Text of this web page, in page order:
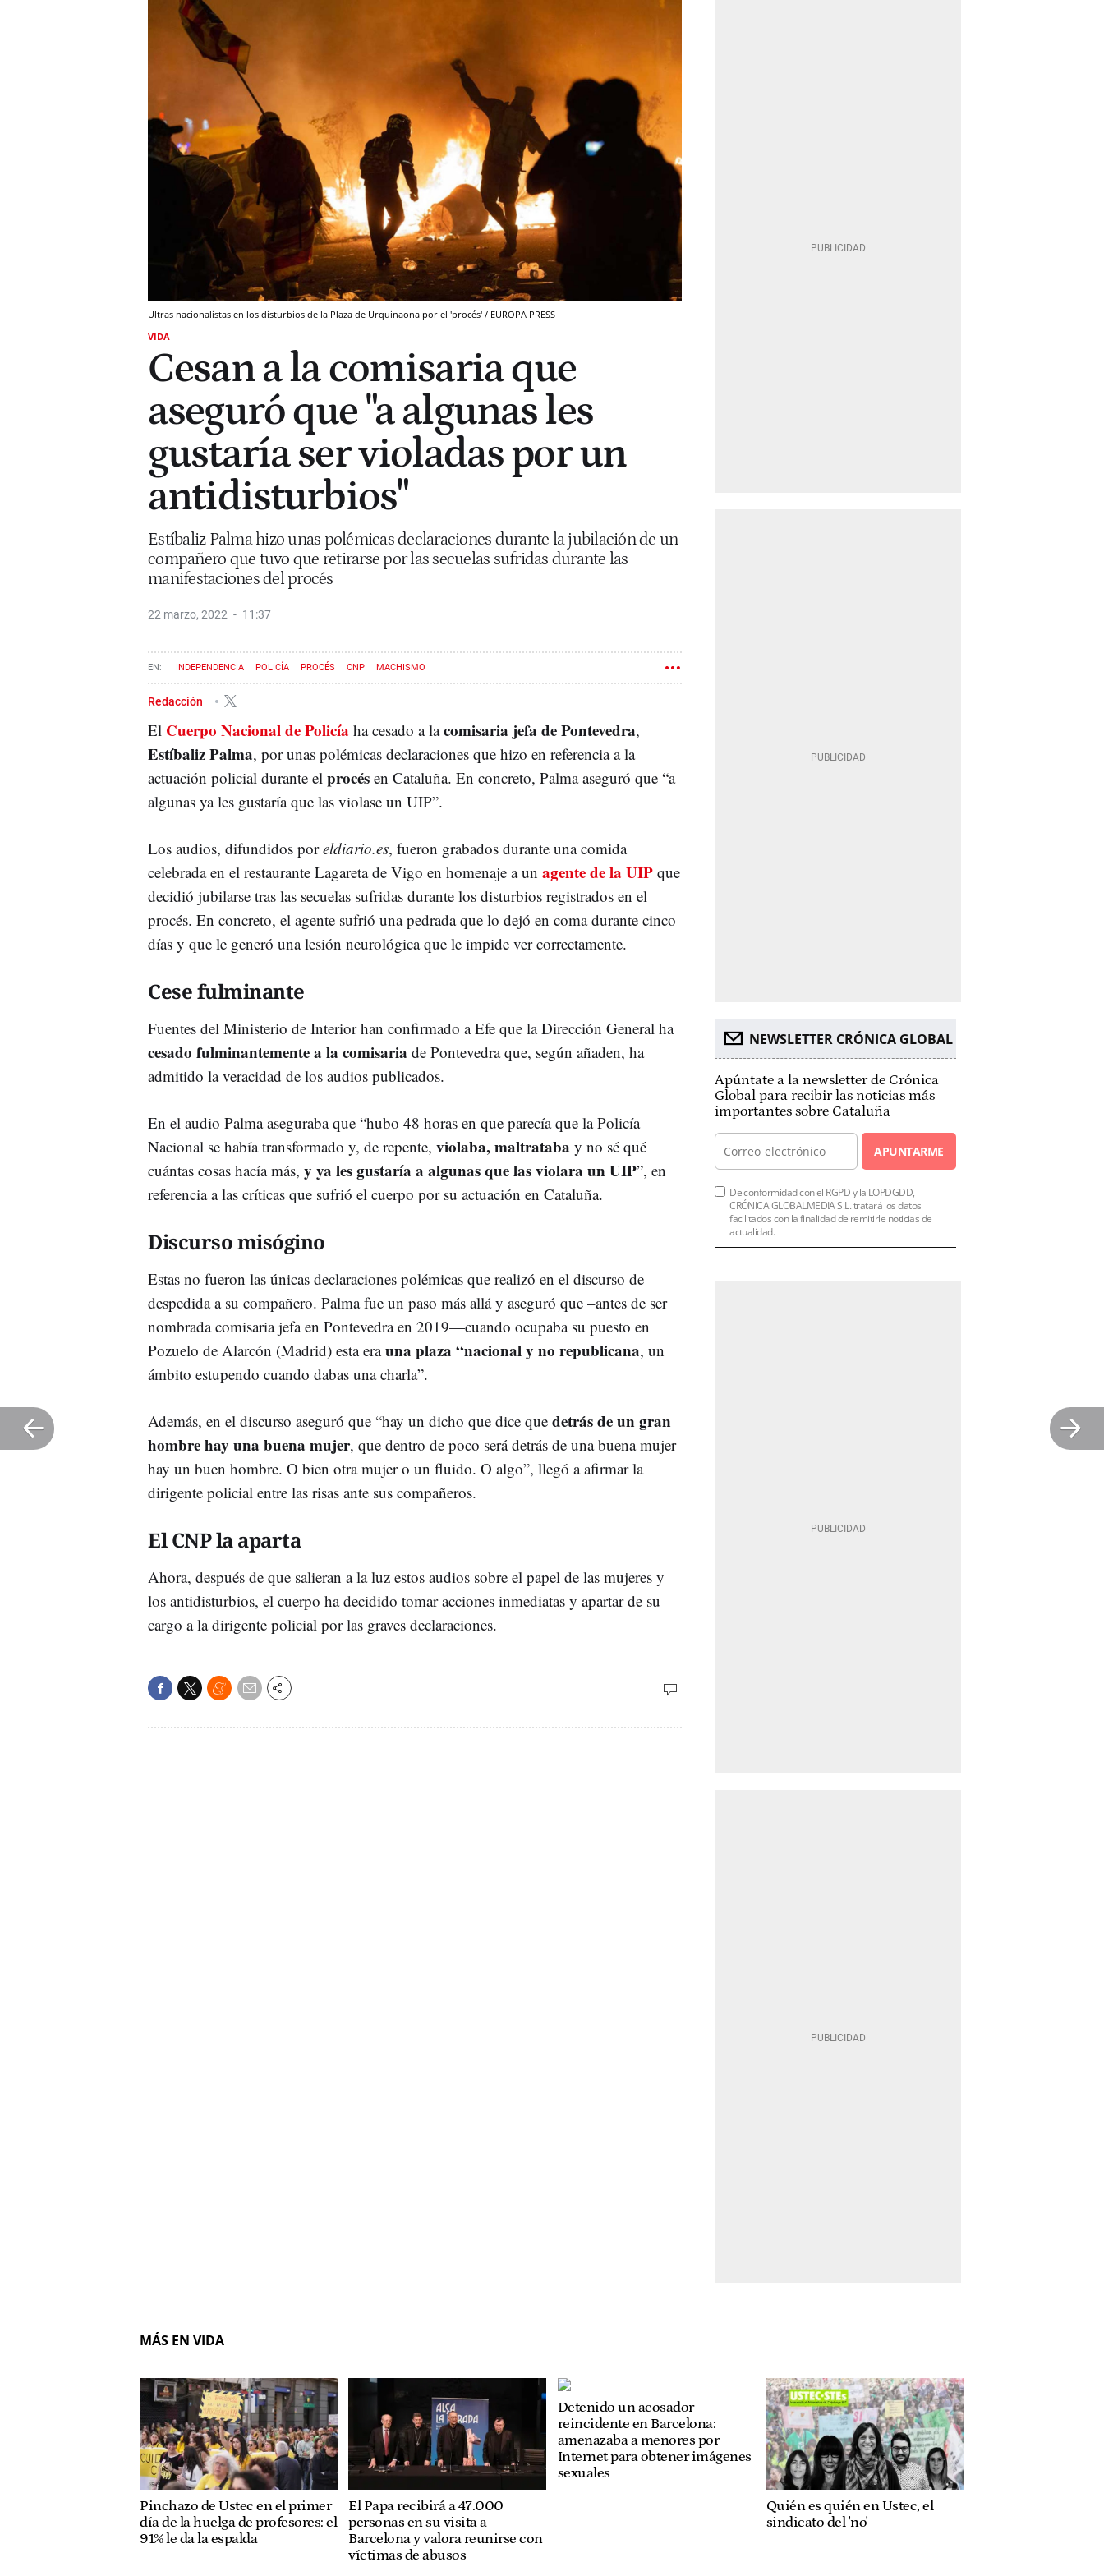
Ultras nacionalistas en los disturbios de la Plaza de Urquinaona por el 'procés' / EUROPA PRESS
VIDA
Cesan a la comisaria que
aseguró que "a algunas les
gustaría ser violadas por un
antidisturbios"
Estíbaliz Palma hizo unas polémicas declaraciones durante la jubilación de un
compañero que tuvo que retirarse por las secuelas sufridas durante las
manifestaciones del procés
22 marzo, 2022 11:37
INDEPENDENCIA POLICÍA PROCÉS CNP MACHISMO
Redacción
El Cuerpo Nacional de Policía ha cesado a lacomisaria jefa de Pontevedra,
Estíbaliz Palma, por unas polémicas declaraciones que hizo en referencia a la
actuación policial durante el procés en Cataluña. En concreto, Palma aseguró que “a
algunas ya les gustaría que las violase un UIP”.
Los audios, difundidos poreldiario.es, fueron grabados durante una comida
celebrada en el restaurante Lagareta de Vigo en homenaje a un agente de la UIP que
decidió jubilarse tras las secuelas sufridas durante los disturbios registrados en el
procés. En concreto, el agente sufrió una pedrada que lo dejó en coma durante cinco
días y que le generó una lesión neurológica que le impide ver correctamente.
Cese fulminante
Fuentes del Ministerio de Interior han confirmado a Efe que la Dirección General ha
cesado fulminantemente a la comisaria de Pontevedra que, según añaden, ha
admitido la veracidad de los audios publicados.
En el audio Palma aseguraba que “hubo 48 horas en que parecía que la Policía
Nacional se había transformado y, de repente, violaba, maltrataba y no sé qué
cuántas cosas hacía más, y ya les gustaría a algunas que las violara un UIP”, en
referencia a las críticas que sufrió el cuerpo por su actuación en Cataluña.
Discurso misógino
Estas no fueron las únicas declaraciones polémicas que realizó en el discurso de
despedida a su compañero. Palma fue un paso más allá y aseguró que –antes de ser
nombrada comisaria jefa en Pontevedra en 2019—cuando ocupaba su puesto en
Pozuelo de Alarcón (Madrid) esta erauna plaza “nacional y no republicana, un
ámbito estupendo cuando dabas una charla”.
Además, en el discurso aseguró que “hay un dicho que dice que detrás de un gran
hombre hay una buena mujer, que dentro de poco será detrás de una buena mujer
hay un buen hombre. O bien otra mujer o un fluido. O algo”, llegó a afirmar la
dirigente policial entre las risas ante sus compañeros.
El CNP la aparta
Ahora, después de que salieran a la luz estos audios sobre el papel de las mujeres y
los antidisturbios, el cuerpo ha decidido tomar acciones inmediatas y apartar de su
cargo a la dirigente policial por las graves declaraciones.
NEWSLETTER CRÓNICA GLOBAL
Apúntate a la newsletter de Crónica
Global para recibir las noticias más
importantes sobre Cataluña
APUNTARME
De conformidad con el RGPD y la LOPDGDD,
CRÓNICA GLOBALMEDIA S.L. tratará los datos
facilitados con la finalidad de remitirle noticias de
actualidad.
MÁS EN VIDA
Pinchazo de Ustec en el primer
día de la huelga de profesores: el
91% le da la espalda
El Papa recibirá a 47.000
personas en su visita a
Barcelona y valora reunirse con
víctimas de abusos
Detenido un acosador
reincidente en Barcelona:
amenazaba a menores por
Internet para obtener imágenes
sexuales
Quién es quién en Ustec, el
sindicato del 'no'